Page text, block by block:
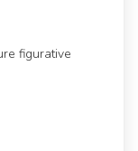
figurative